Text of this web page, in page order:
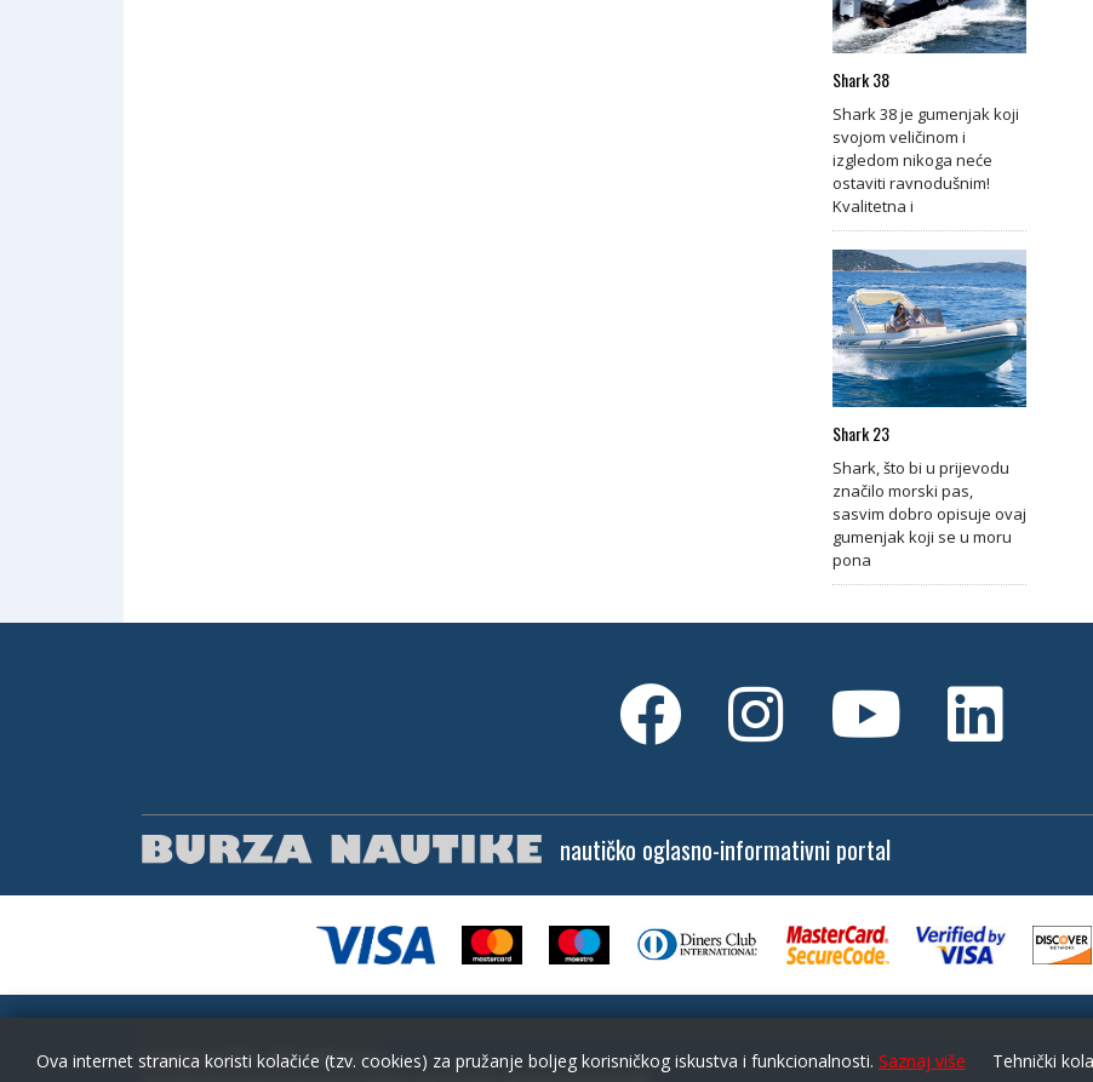
Shark 38
Shark 38 je gumenjak koji
svojom veličinom i
izgledom nikoga neće
ostaviti ravnodušnim!
Kvalitetna i
Shark 23
Shark, što bi u prijevodu
značilo morski pas,
sasvim dobro opisuje ovaj
gumenjak koji se u moru
pona
nautičko oglasno-informativni portal
Copyright (c) 2001 - 2026,Lantina d.o.o.
Ova internet stranica koristi kolačiće (tzv. cookies) za pružanje boljeg korisničkog iskustva i funkcionalnosti. Saznaj više Tehnički